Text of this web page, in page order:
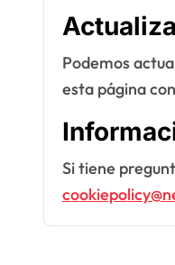
Podemos
esta página
Si tiene